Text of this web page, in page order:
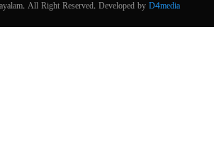
All Right Reserved. Developed by D4media